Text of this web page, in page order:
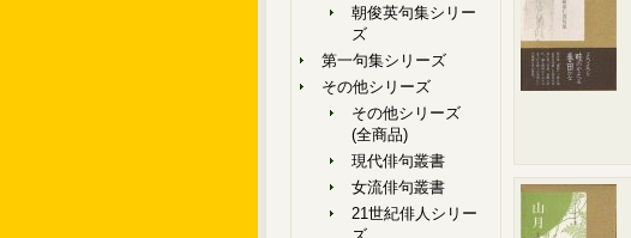
朝俊英句集シリー
ズ
第一句集シリーズ
その他シリーズ
その他シリーズ
(全商品)
現代俳句叢書
女流俳句叢書
21世紀俳人シリー